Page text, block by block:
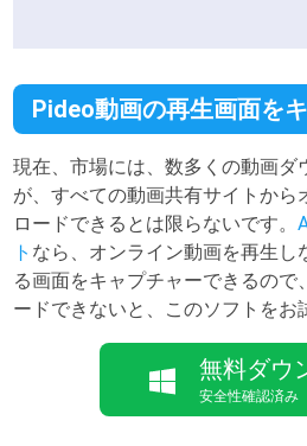
Pideo動画の再生画面を
現在、市場には、数多くの動画ダ
が、すべての動画共有サイトから
ロードできるとは限らないです。
ト なら、オンライン動画を再生し
る画面をキャプチャーできるので
ードできないと、このソフトをお
無料ダウ
安全性確認済み